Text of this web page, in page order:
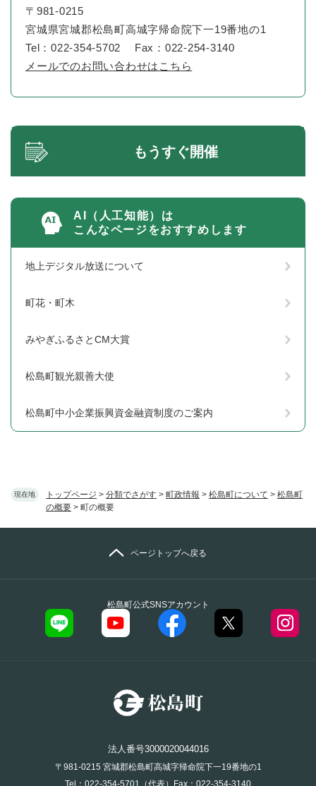
現在地 トップページ > 分類でさがす > 町政情報 > 松島町について > 松島町
の概要 > 町の概要
〒981-0215
宮城県宮城郡松島町高城字帰命院下一19番地の1
Tel：022-354-5702
Fax：022-254-3140
メールでのお問い合わせはこちら
もうすぐ開催
AI（人工知能）は
こんなページをおすすめします
地上デジタル放送について
町花・町木
みやぎふるさとCM大賞
松島町観光親善大使
松島町中小企業振興資金融資制度のご案内
松島町公式SNSアカウント
ページトップへ戻る
法人番号3000020044016
〒981-0215 宮城郡松島町高城字帰命院下一19番地の1
Tel：022-354-5701（代表）Fax：022-354-3140